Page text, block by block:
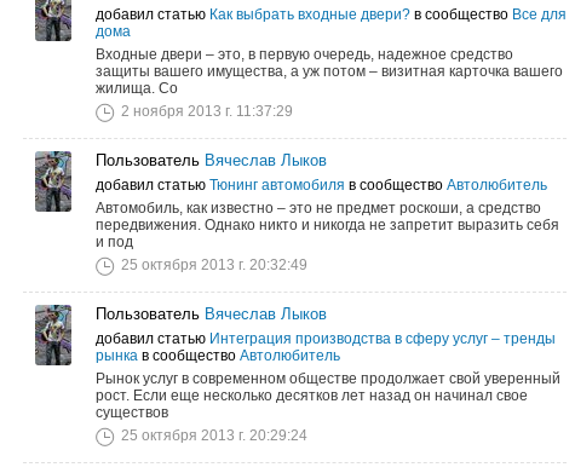
добавил статью Как выбрать входные двери? в сообщество Все для
дома
Входные двери – это, в первую очередь, надежное средство
защиты вашего имущества, а уж потом – визитная карточка вашего
жилища. Со
2 ноября 2013 г. 11:37:29
Пользователь Вячеслав Лыков
добавил статью Тюнинг автомобиля в сообщество Автолюбитель
Автомобиль, как известно – это не предмет роскоши, а средство
передвижения. Однако никто и никогда не запретит выразить себя
и под
25 октября 2013 г. 20:32:49
Пользователь Вячеслав Лыков
добавил статью Интеграция производства в сферу услуг – тренды
рынка в сообщество Автолюбитель
Рынок услуг в современном обществе продолжает свой уверенный
рост. Если еще несколько десятков лет назад он начинал свое
существов
25 октября 2013 г. 20:29:24